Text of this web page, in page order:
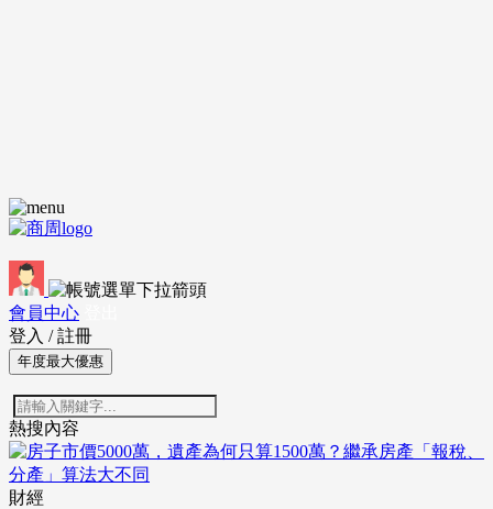
會員中心
登入 / 註冊
年度最大優惠
熱搜內容
財經